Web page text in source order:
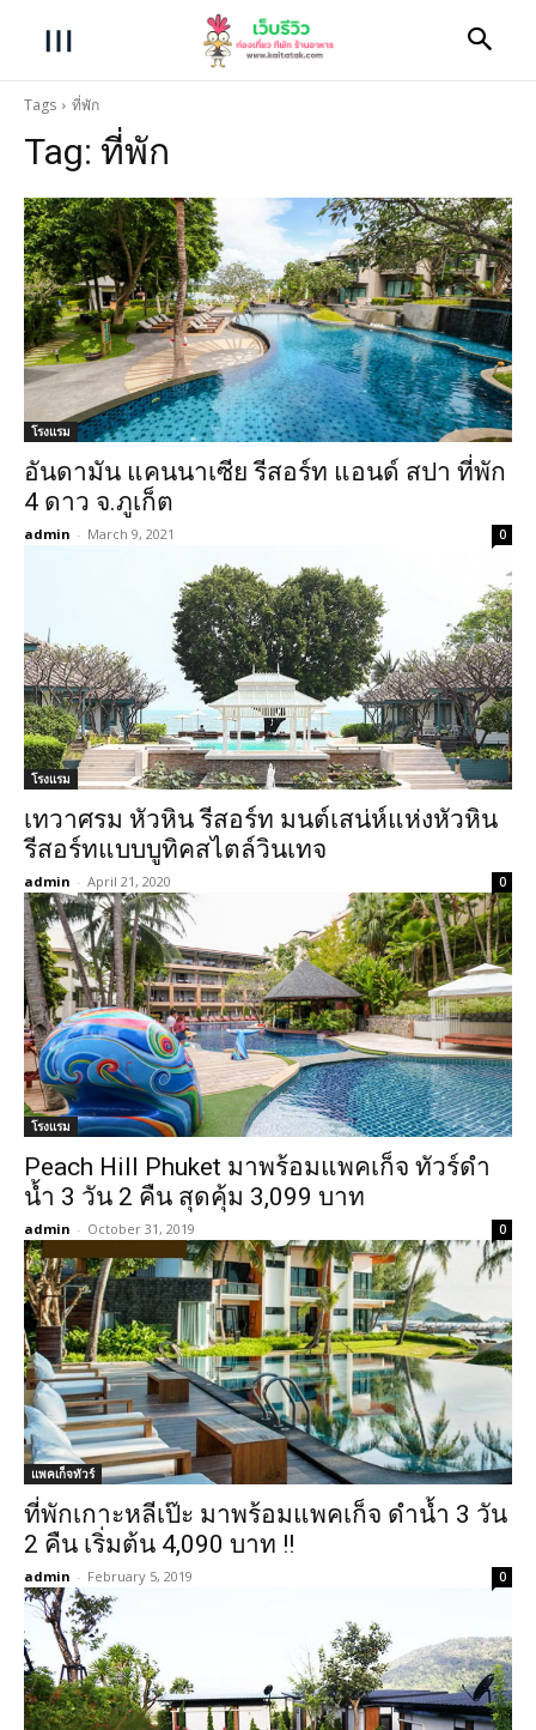
เมนู
ลงประกาศโพสรีวิว
หน้าแรก
ท่องเที่ยว
ร้านอาหาร
รีวิวที่พัก
ดำน้ำแสมสาร
เรื่องอื่นๆ
รับสมัครงาน
Tags ที่พัก
Tag: ที่พัก
โรงแรม
อันดามัน แคนนาเซีย รีสอร์ท แอนด์ สปา ที่พัก
4 ดาว จ.ภูเก็ต
admin - March 9, 2021 0
โรงแรม
เทวาศรม หัวหิน รีสอร์ท มนต์เสน่ห์แห่งหัวหิน
รีสอร์ทแบบบูทิคสไตล์วินเทจ
admin - April 21, 2020 0
โรงแรม
Peach Hill Phuket มาพร้อมแพคเก็จ ทัวร์ดำ
น้ำ 3 วัน 2 คืน สุดคุ้ม 3,099 บาท
admin - October 31, 2019 0
แพคเก็จทัวร์
ที่พักเกาะหลีเป๊ะ มาพร้อมแพคเก็จ ดำน้ำ 3 วัน
2 คืน เริ่มต้น 4,090 บาท !!
admin - February 5, 2019 0